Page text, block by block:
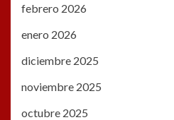
febrero 2026
enero 2026
diciembre 2025
noviembre 2025
octubre 2025